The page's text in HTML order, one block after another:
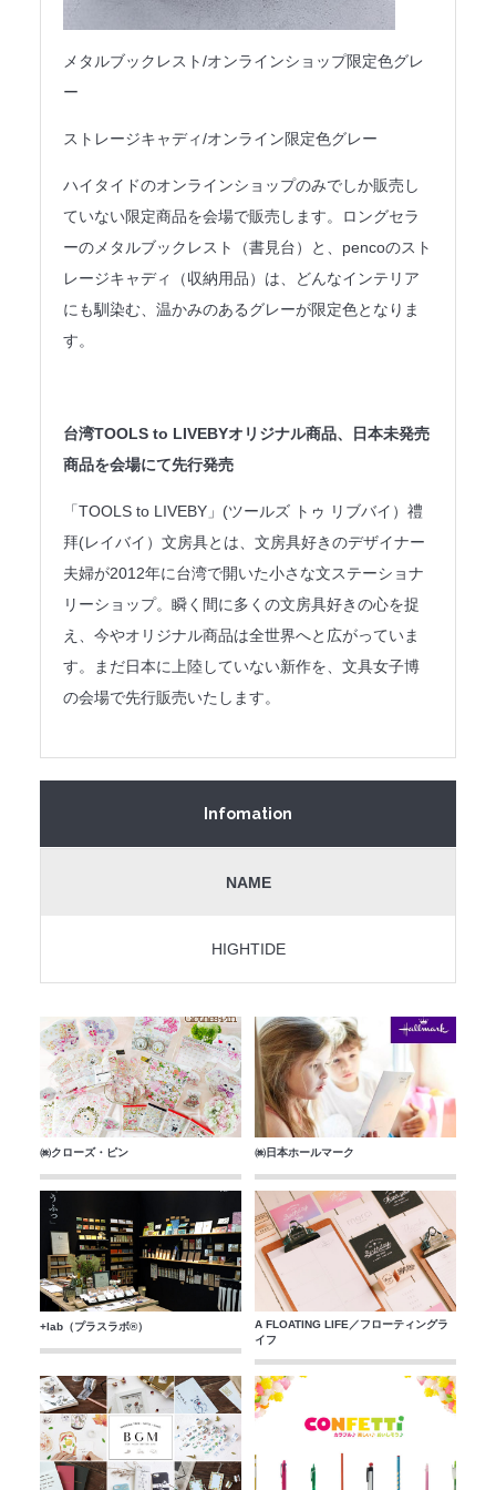
メタルブックレスト/オンラインショップ限定色グレ
ー
ストレージキャディ/オンライン限定色グレー
ハイタイドのオンラインショップのみでしか販売し
ていない限定商品を会場で販売します。ロングセラ
ーのメタルブックレスト（書見台）と、pencoのスト
レージキャディ（収納用品）は、どんなインテリア
にも馴染む、温かみのあるグレーが限定色となりま
す。
台湾TOOLS to LIVEBYオリジナル商品、日本未発売
商品を会場にて先行発売
「TOOLS to LIVEBY」(ツールズ トゥ リブバイ）禮
拜(レイバイ）文房具とは、文房具好きのデザイナー
夫婦が2012年に台湾で開いた小さな文ステーショナ
リーショップ。瞬く間に多くの文房具好きの心を捉
え、今やオリジナル商品は全世界へと広がっていま
す。まだ日本に上陸していない新作を、文具女子博
の会場で先行販売いたします。
Infomation
NAME
HIGHTIDE
㈱クローズ・ピン ㈱日本ホールマーク
+lab（プラスラボ®）
A FLOATING LIFE／フローティングラ
イフ